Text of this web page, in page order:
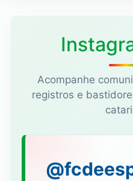
Acompanhe
registros e